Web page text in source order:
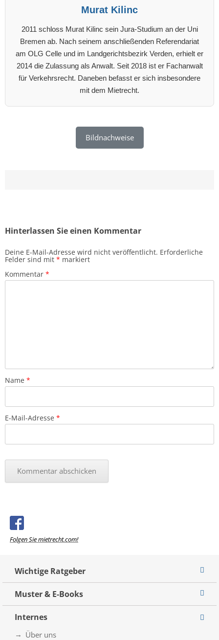
Murat Kilinc
2011 schloss Murat Kilinc sein Jura-Studium an der Uni
Bremen ab. Nach seinem anschließenden Referendariat
am OLG Celle und im Landgerichtsbezirk Verden, erhielt er
2014 die Zulassung als Anwalt. Seit 2018 ist er Fachanwalt
für Verkehrsrecht. Daneben befasst er sich insbesondere
mit dem Mietrecht.
Bildnachweise
Hinterlassen Sie einen Kommentar
Deine E-Mail-Adresse wird nicht veröffentlicht. Erforderliche
Felder sind mit * markiert
Kommentar *
Name *
E-Mail-Adresse *
Folgen Sie mietrecht.com!
Wichtige Ratgeber
Muster & E-Books
Internes
Über uns